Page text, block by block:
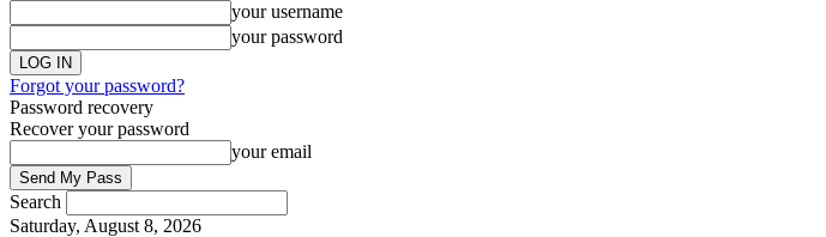
your username
your password
Forgot your password?
Password recovery
Recover your password
your email
Search
Saturday, August 8, 2026